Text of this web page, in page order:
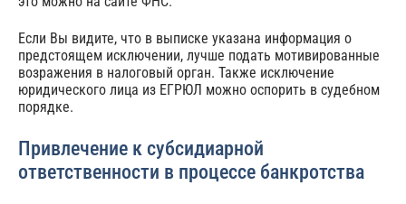
Если Вы видите, что в выписке указана информация о
предстоящем исключении, лучше подать мотивированные
возражения в налоговый орган. Также исключение
юридического лица из ЕГРЮЛ можно оспорить в судебном
порядке.
Привлечение к субсидиарной
ответственности в процессе банкротства